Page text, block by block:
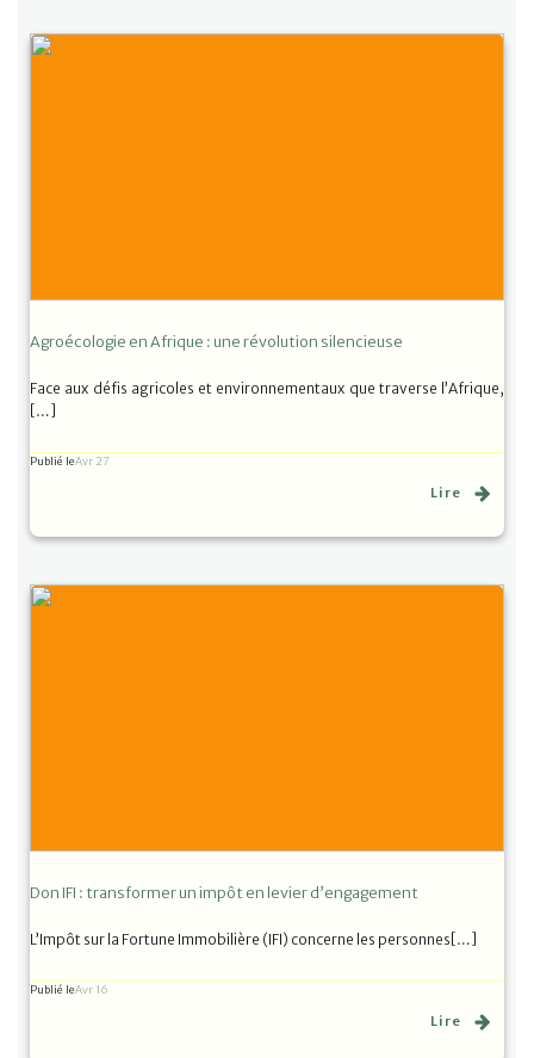
Agroécologie en Afrique : une révolution silencieuse
Face aux défis agricoles et environnementaux que traverse l’Afrique,
[…]
Publié leAvr 27
Lire
Don IFI : transformer un impôt en levier d’engagement
L’Impôt sur la Fortune Immobilière (IFI) concerne les personnes[…]
Publié leAvr 16
Lire